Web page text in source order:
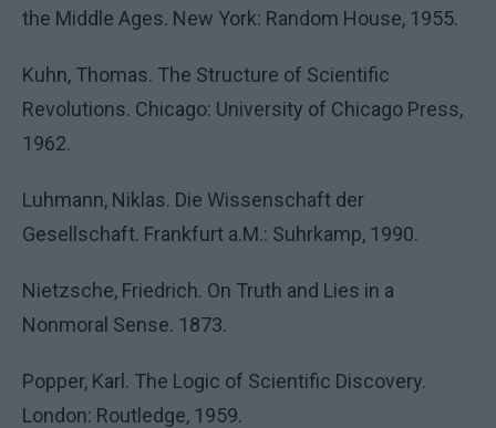
the Middle Ages. New York: Random House, 1955.
Kuhn, Thomas. The Structure of Scientific
Revolutions. Chicago: University of Chicago Press,
1962.
Luhmann, Niklas. Die Wissenschaft der
Gesellschaft. Frankfurt a.M.: Suhrkamp, 1990.
Nietzsche, Friedrich. On Truth and Lies in a
Nonmoral Sense. 1873.
Popper, Karl. The Logic of Scientific Discovery.
London: Routledge, 1959.